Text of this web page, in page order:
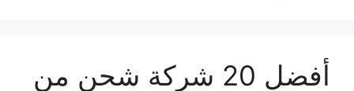
أفضل 20 شركة شحن من